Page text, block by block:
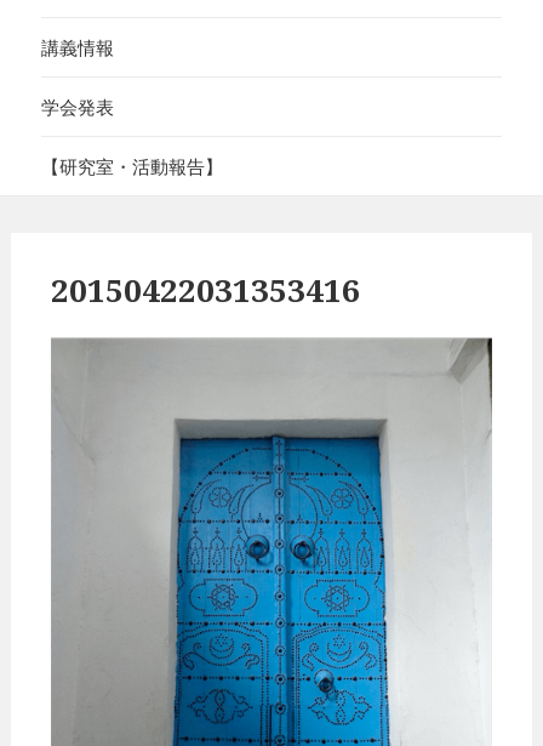
講義情報
学会発表
【研究室・活動報告】
20150422031353416